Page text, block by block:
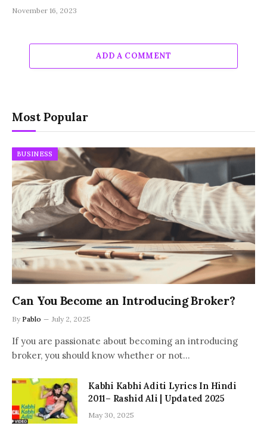
November 16, 2023
ADD A COMMENT
Most Popular
BUSINESS
Can You Become an Introducing Broker?
By Pablo July 2, 2025
If you are passionate about becoming an introducing
broker, you should know whether or not…
Kabhi Kabhi Aditi Lyrics In Hindi
2011– Rashid Ali | Updated 2025
May 30, 2025